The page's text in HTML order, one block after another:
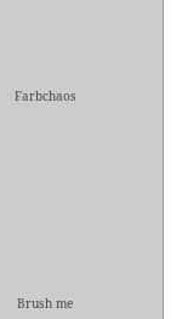
Farbchaos
Brush me